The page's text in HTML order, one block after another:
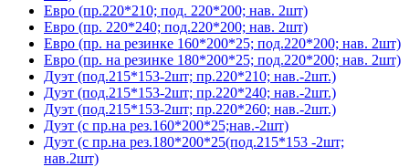
Евро (пр.220*210; под. 220*200; нав. 2шт)
Евро (пр. 220*240; под.220*200; нав. 2шт)
Евро (пр. на резинке 160*200*25; под.220*200; нав. 2шт)
Евро (пр. на резинке 180*200*25; под.220*200; нав. 2шт)
Дуэт (под.215*153-2шт; пр.220*210; нав.-2шт.)
Дуэт (под.215*153-2шт; пр.220*240; нав.-2шт.)
Дуэт (под.215*153-2шт; пр.220*260; нав.-2шт.)
Дуэт (с пр.на рез.160*200*25;нав.-2шт)
Дуэт (с пр.на рез.180*200*25(под.215*153 -2шт;
нав.2шт)